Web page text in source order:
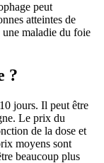
peut
atteintes de
maladie du foie
?
jours. Il peut être
Le prix du
de la dose et
moyens sont
beaucoup plus